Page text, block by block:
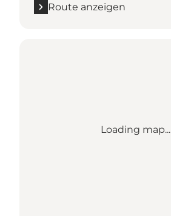
Route anzeigen
Loading map...